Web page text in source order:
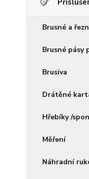
Brusné a
Brusné pásy
Brusiva
Drátěné
Hřebíky /
Měření
Náhradní